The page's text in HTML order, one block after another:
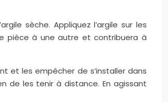
sèche. Appliquez l’argile sur les
pièce à une autre et contribuera à
et les empêcher de s’installer dans
de les tenir à distance. En agissant